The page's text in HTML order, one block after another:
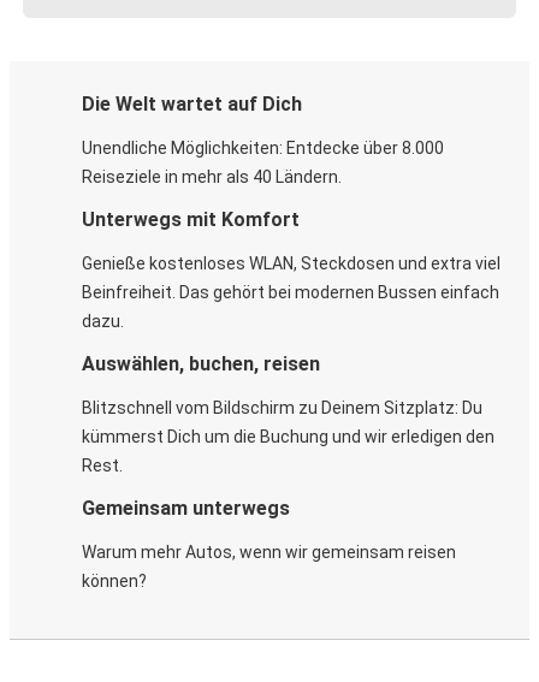
Die Welt wartet auf Dich
Unendliche Möglichkeiten: Entdecke über 8.000
Reiseziele in mehr als 40 Ländern.
Unterwegs mit Komfort
Genieße kostenloses WLAN, Steckdosen und extra viel
Beinfreiheit. Das gehört bei modernen Bussen einfach
dazu.
Auswählen, buchen, reisen
Blitzschnell vom Bildschirm zu Deinem Sitzplatz: Du
kümmerst Dich um die Buchung und wir erledigen den
Rest.
Gemeinsam unterwegs
Warum mehr Autos, wenn wir gemeinsam reisen
können?